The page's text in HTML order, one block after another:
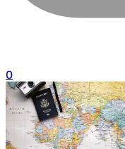
0